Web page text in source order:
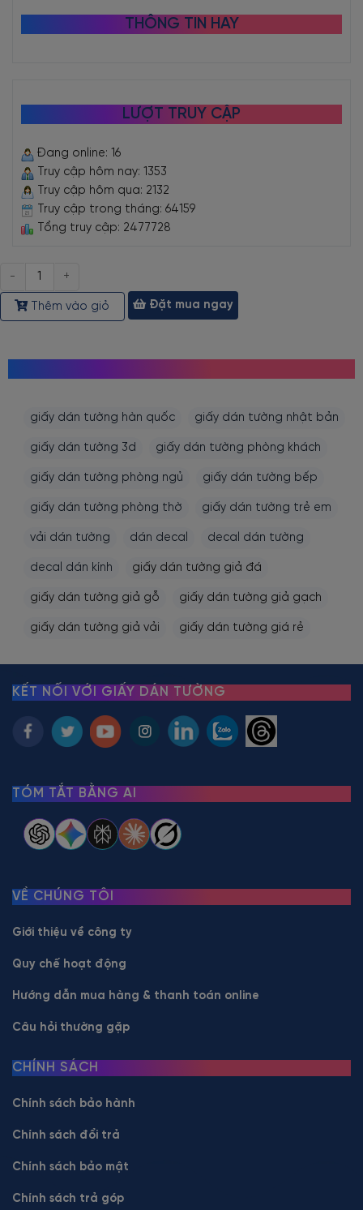
THÔNG TIN HAY
LƯỢT TRUY CẬP
Đang online: 16
Truy cập hôm nay: 1353
Truy cập hôm qua: 2132
Truy cập trong tháng: 64159
Tổng truy cập: 2477728
Số
lượng
Thêm vào giỏ
Đặt mua ngay
giấy dán tường hàn quốc giấy dán tường nhật bản
giấy dán tường 3d giấy dán tường phòng khách
giấy dán tường phòng ngủ giấy dán tường bếp
giấy dán tường phòng thờ giấy dán tường trẻ em
vải dán tường dán decal decal dán tường
decal dán kính giấy dán tường giả đá
giấy dán tường giả gỗ giấy dán tường giả gạch
giấy dán tường giả vải giấy dán tường giá rẻ
KẾT NỐI VỚI GIẤY DÁN TƯỜNG
TÓM TẮT BẰNG AI
VỀ CHÚNG TÔI
Giới thiệu về công ty
Quy chế hoạt động
Hướng dẫn mua hàng & thanh toán online
Câu hỏi thường gặp
CHÍNH SÁCH
Chính sách bảo hành
Chính sách đổi trả
Chính sách bảo mật
Chính sách trả góp